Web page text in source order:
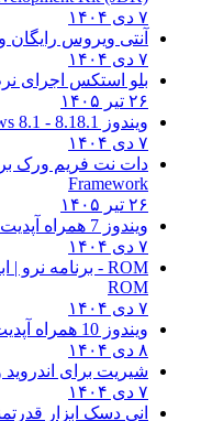
۷ دی ۱۴۰۴
آنتی ویروس رایگان و
۷ دی ۱۴۰۴
بلو استکس اجرای
۲۶ تیر ۱۴۰۵
ویندوز 8.1
8.1 - Microsoft Windows 8.1
۷ دی ۱۴۰۴
دات نت فریم ورک
Framework
۲۶ تیر ۱۴۰۵
ویندوز 7 همراه آپدیت 7 SP1
۷ دی ۱۴۰۴
ROM - برنامه نرو | ابزار رایت حرفه ای و
ROM
۷ دی ۱۴۰۴
ویندوز 10 همراه آپدیت 10 22H2
۸ دی ۱۴۰۴
شیریت برای اندروید
۷ دی ۱۴۰۴
انی دسک ابزار